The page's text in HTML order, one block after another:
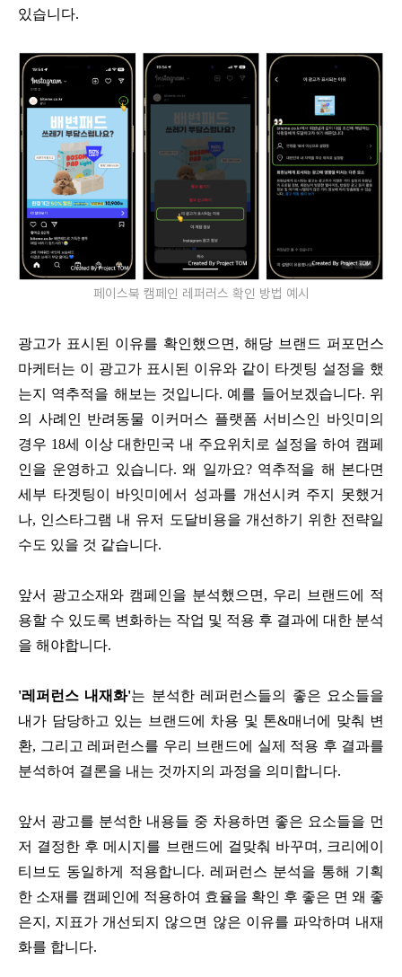
있습니다.
페이스북 캠페인 레퍼러스 확인 방법 예시
광고가 표시된 이유를 확인했으면, 해당 브랜드 퍼포먼스
마케터는 이 광고가 표시된 이유와 같이 타겟팅 설정을 했
는지 역추적을 해보는 것입니다. 예를 들어보겠습니다. 위
의 사례인 반려동물 이커머스 플랫폼 서비스인 바잇미의
경우 18세 이상 대한민국 내 주요위치로 설정을 하여 캠페
인을 운영하고 있습니다. 왜 일까요? 역추적을 해 본다면
세부 타겟팅이 바잇미에서 성과를 개선시켜 주지 못했거
나, 인스타그램 내 유저 도달비용을 개선하기 위한 전략일
수도 있을 것 같습니다.
앞서 광고소재와 캠페인을 분석했으면, 우리 브랜드에 적
용할 수 있도록 변화하는 작업 및 적용 후 결과에 대한 분석
을 해야합니다.
'레퍼런스 내재화'는 분석한 레퍼런스들의 좋은 요소들을
내가 담당하고 있는 브랜드에 차용 및 톤&매너에 맞춰 변
환, 그리고 레퍼런스를 우리 브랜드에 실제 적용 후 결과를
분석하여 결론을 내는 것까지의 과정을 의미합니다.
앞서 광고를 분석한 내용들 중 차용하면 좋은 요소들을 먼
저 결정한 후 메시지를 브랜드에 걸맞춰 바꾸며, 크리에이
티브도 동일하게 적용합니다. 레퍼런스 분석을 통해 기획
한 소재를 캠페인에 적용하여 효율을 확인 후 좋은 면 왜 좋
은지, 지표가 개선되지 않으면 않은 이유를 파악하며 내재
화를 합니다.